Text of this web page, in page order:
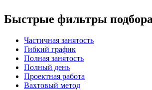
Быстрые фильтры
Частичная занятость
Гибкий график
Полная занятость
Полный день
Проектная работа
Вахтовый метод